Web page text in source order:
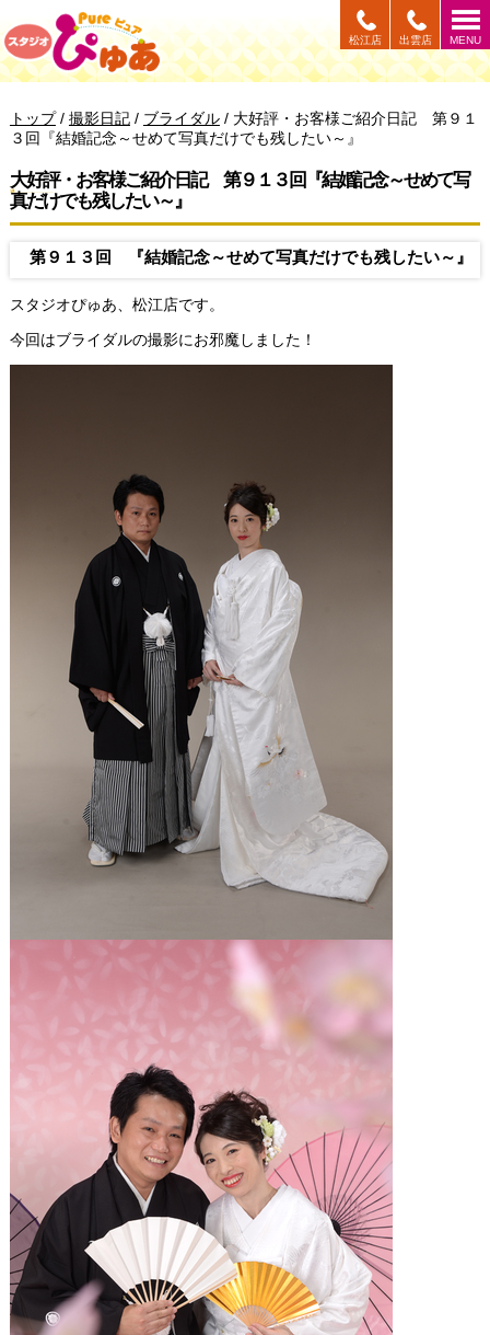
このページの本文へ
MENU
出雲店
松江店
現
在
位
置：
トップ/ 撮影日記/ ブライダル/ 大好評・お客様ご紹介日記 第９１
３回『結婚記念～せめて写真だけでも残したい～』
大好評・お客様ご紹介日記 第９１３回『結婚記念～せめて写
真だけでも残したい～』
第９１３回 『結婚記念～せめて写真だけでも残したい～』
スタジオぴゅあ、松江店です。
今回はブライダルの撮影にお邪魔しました！